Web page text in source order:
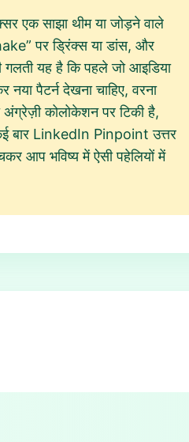
एक साझा थीम या जोड़ने वाले
पर ड्रिंक्स या डांस, और
गलती यह है कि पहले जो आइडिया
पैटर्न देखना चाहिए, वरना
अंग्रेज़ी कोलोकेशन पर टिकी है,
बार LinkedIn Pinpoint उत्तर
आप भविष्य में ऐसी पहेलियों में